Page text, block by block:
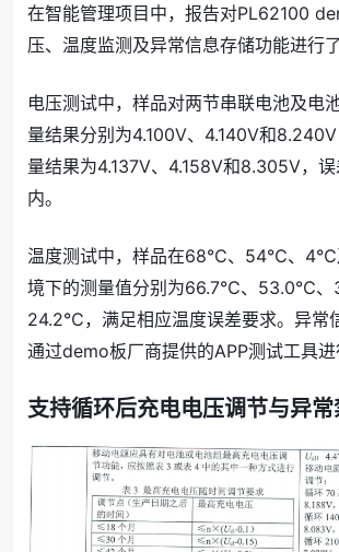
在智能管理项目中，报告对PL62100
压、温度监测及异常信息存储功能进行了
电压测试中，样品对两节串联电池及电
量结果分别为4.100V、4.140V和
量结果为4.137V、4.158V和8.305V，
内。
温度测试中，样品在68℃、54℃、
境下的测量值分别为66.7℃、53.0℃
24.2℃，满足相应温度误差要求。异常
通过demo板厂商提供的APP测试工具进
支持循环后充电电压调节与异常